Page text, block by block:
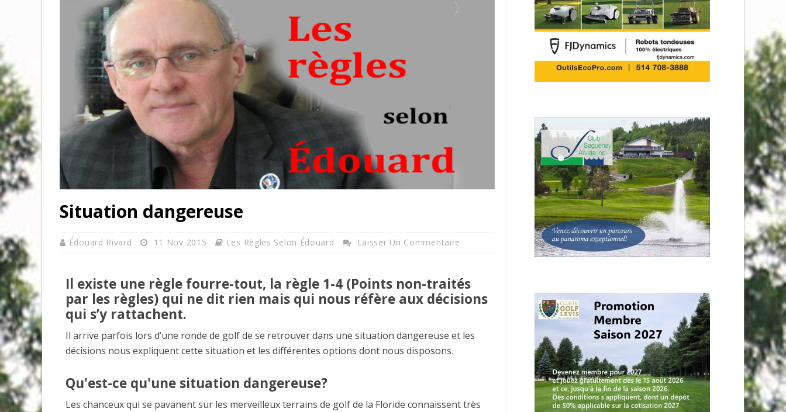
Situation dangereuse
Édouard Rivard 11 Nov 2015 Les Règles Selon Édouard Laisser Un Commentaire
Il existe une règle fourre-tout, la règle 1-4 (Points non-traités
par les règles) qui ne dit rien mais qui nous réfère aux décisions
qui s’y rattachent.
Il arrive parfois lors d’une ronde de golf de se retrouver dans une situation dangereuse et les
décisions nous expliquent cette situation et les différentes options dont nous disposons.
Qu'est-ce qu'une situation dangereuse?
Les chanceux qui se pavanent sur les merveilleux terrains de golf de la Floride connaissent très